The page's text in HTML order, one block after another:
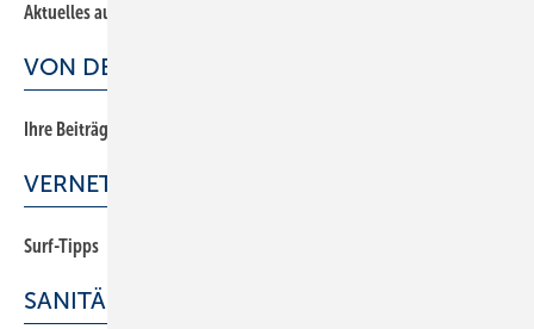
Aktuelles aus der Branche
VON DER BAUSTELLE
Ihre Beiträge aus der Praxis
VERNETZT
Surf-Tipps
SANITÄR